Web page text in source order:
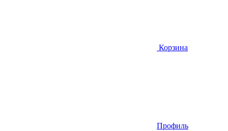
Корзина
Профиль